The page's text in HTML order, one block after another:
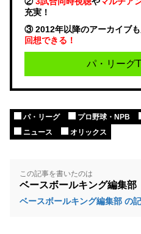
充実！
③ 2012年以降のアーカイブも
回想できる！
パ・リーグ
パ・リーグ プロ野球・NPB
ニュース
オリックス
この記事を書いたのは
ベースボールキング編集部
ベースボールキング編集部 の